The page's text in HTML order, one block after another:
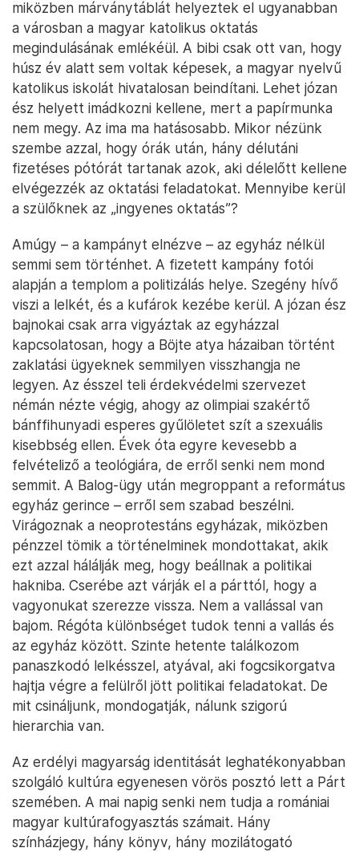
miközben márványtáblát helyeztek el ugyanabban
a városban a magyar katolikus oktatás
megindulásának emlékéül. A bibi csak ott van, hogy
húsz év alatt sem voltak képesek, a magyar nyelvű
katolikus iskolát hivatalosan beindítani. Lehet józan
ész helyett imádkozni kellene, mert a papírmunka
nem megy. Az ima ma hatásosabb. Mikor nézünk
szembe azzal, hogy órák után, hány délutáni
fizetéses pótórát tartanak azok, aki délelőtt kellene
elvégezzék az oktatási feladatokat. Mennyibe kerül
a szülőknek az „ingyenes oktatás”?
Amúgy – a kampányt elnézve – az egyház nélkül
semmi sem történhet. A fizetett kampány fotói
alapján a templom a politizálás helye. Szegény hívő
viszi a lelkét, és a kufárok kezébe kerül. A józan ész
bajnokai csak arra vigyáztak az egyházzal
kapcsolatosan, hogy a Böjte atya házaiban történt
zaklatási ügyeknek semmilyen visszhangja ne
legyen. Az ésszel teli érdekvédelmi szervezet
némán nézte végig, ahogy az olimpiai szakértő
bánffihunyadi esperes gyűlöletet szít a szexuális
kisebbség ellen. Évek óta egyre kevesebb a
felvételiző a teológiára, de erről senki nem mond
semmit. A Balog-ügy után megroppant a református
egyház gerince – erről sem szabad beszélni.
Virágoznak a neoprotestáns egyházak, miközben
pénzzel tömik a történelminek mondottakat, akik
ezt azzal hálálják meg, hogy beállnak a politikai
hakniba. Cserébe azt várják el a párttól, hogy a
vagyonukat szerezze vissza. Nem a vallással van
bajom. Régóta különbséget tudok tenni a vallás és
az egyház között. Szinte hetente találkozom
panaszkodó lelkésszel, atyával, aki fogcsikorgatva
hajtja végre a felülről jött politikai feladatokat. De
mit csináljunk, mondogatják, nálunk szigorú
hierarchia van.
Az erdélyi magyarság identitását leghatékonyabban
szolgáló kultúra egyenesen vörös posztó lett a Párt
szemében. A mai napig senki nem tudja a romániai
magyar kultúrafogyasztás számait. Hány
színházjegy, hány könyv, hány mozilátogató